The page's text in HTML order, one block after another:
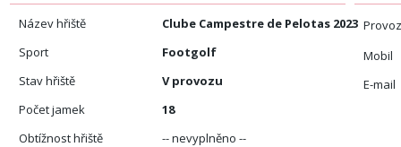
Název hřiště
Clube Campestre de Pelotas 2023
Sport
Footgolf
Stav hřiště
V provozu
Počet jamek
18
Obtížnost hřiště
-- nevyplněno --
Mobil
E-mail